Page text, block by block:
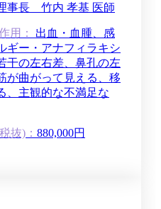
事長 竹内 孝基 医師
用：
出血・血腫、感
ギー・アナフィラキシ
干の左右差、鼻孔の左
が曲がって見える、移
、主観的な不満足な
抜)： 880,000円